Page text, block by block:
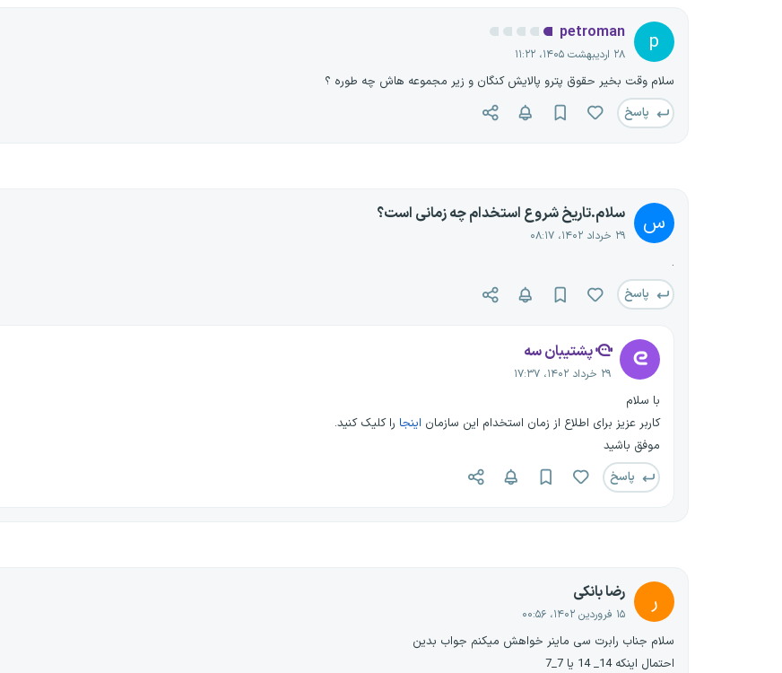
p
petroman
۲۸ اردیبهشت ۱۴۰۵، ۱۱:۲۲
سلام وقت بخیر حقوق پترو پالایش کنگان و زیر مجموعه هاش چه طوره ؟
پاسخ
س سلام.تاریخ شروع استخدام چه زمانی است؟
۲۹ خرداد ۱۴۰۲، ۰۸:۱۷
.
پاسخ
پشتیبان سه
۲۹ خرداد ۱۴۰۲، ۱۷:۳۷
با سلام
کاربر عزیز برای اطلاع از زمان استخدام این سازمان اینجا را کلیک کنید.
موفق باشید
پاسخ
ر رضا بانکی
۱۵ فروردین ۱۴۰۲، ۰۰:۵۶
سلام جناب رابرت سی ماینر خواهش میکنم جواب بدین
احتمال اینکه 14_ 14 یا 7_7